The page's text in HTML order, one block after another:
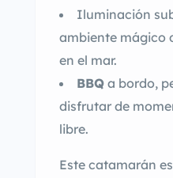
Iluminación
ambiente mágico
en el mar.
BBQ a bordo,
disfrutar de
libre.
Este catamarán